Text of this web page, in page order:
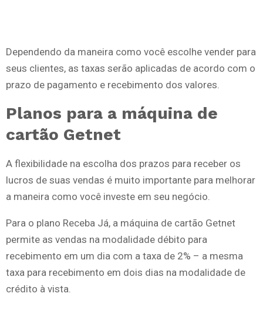
Dependendo da maneira como você escolhe vender para
seus clientes, as taxas serão aplicadas de acordo com o
prazo de pagamento e recebimento dos valores.
Planos para a máquina de
cartão Getnet
A flexibilidade na escolha dos prazos para receber os
lucros de suas vendas é muito importante para melhorar
a maneira como você investe em seu negócio.
Para o plano Receba Já, a máquina de cartão Getnet
permite as vendas na modalidade débito para
recebimento em um dia com a taxa de 2% – a mesma
taxa para recebimento em dois dias na modalidade de
crédito à vista.